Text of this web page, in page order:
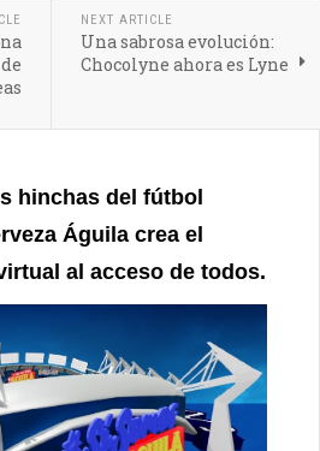
NEXT ARTICLE
Una sabrosa evolución:
Chocolyne ahora es Lyne
hinchas del fútbol
Águila crea el
al acceso de todos.